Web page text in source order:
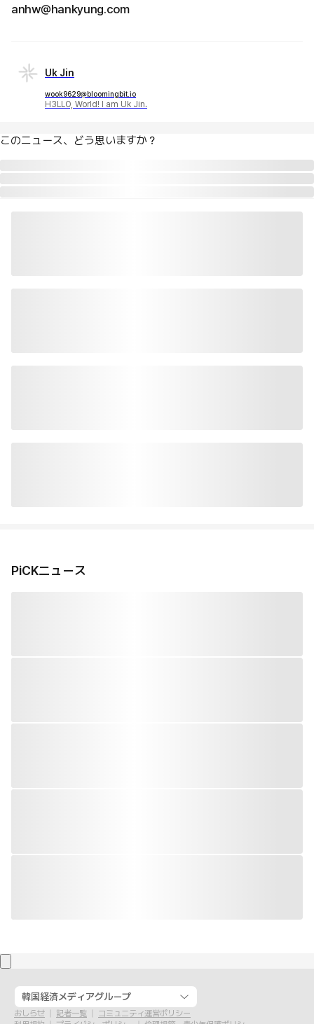
anhw@hankyung.com
Uk Jin
wook9629@bloomingbit.io
H3LLO, World! I am Uk Jin.
このニュース、どう思いますか？
PiCKニュース
韓国経済メディアグループ
おしらせ 記者一覧
コミュニティ運営ポリシー